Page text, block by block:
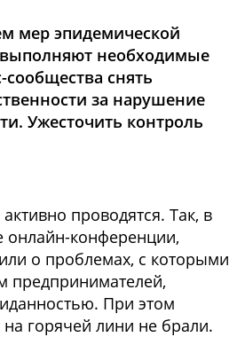
мер эпидемической
необходимые
снять
за нарушение
Ужесточить контроль
проводятся. Так, в
онлайн-конференции,
о проблемах, с которыми
предпринимателей,
При этом
горячей лини не брали.